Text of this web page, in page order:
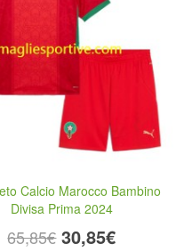
Calcio Marocco Bambino
Divisa Prima 2024
65,85€ 30,85€